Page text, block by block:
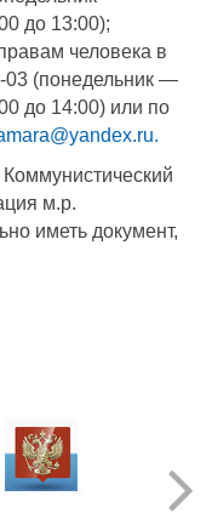
до 13:00);
человека в
03 (понедельник —
до 14:00) или по
.
м.р.
иметь документ,